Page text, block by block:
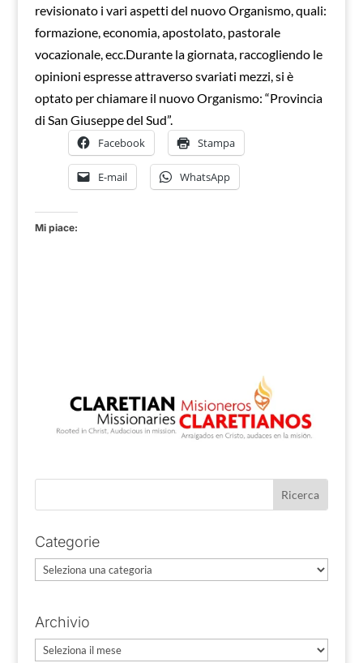
revisionato i vari aspetti del nuovo Organismo, quali:
formazione, economia, apostolato, pastorale
vocazionale, ecc.Durante la giornata, raccogliendo le
opinioni espresse attraverso svariati mezzi, si è
optato per chiamare il nuovo Organismo: “Provincia
di San Giuseppe del Sud”.
Facebook Stampa
E-mail WhatsApp
Mi piace:
Categorie
Categorie
Archivio
Archivio